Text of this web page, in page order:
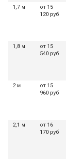
1,7 м
от 15
120 руб
1,8 м
от 15
540 руб
2 м
от 15
960 руб
2,1 м
от 16
170 руб